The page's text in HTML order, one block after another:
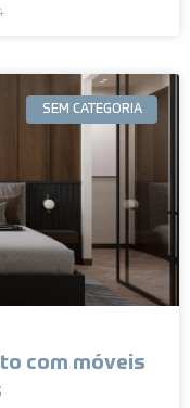
SEM CATEGORIA
com móveis